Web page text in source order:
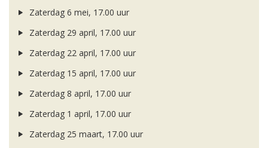
Zaterdag 6 mei, 17.00 uur
Zaterdag 29 april, 17.00 uur
Zaterdag 22 april, 17.00 uur
Zaterdag 15 april, 17.00 uur
Zaterdag 8 april, 17.00 uur
Zaterdag 1 april, 17.00 uur
Zaterdag 25 maart, 17.00 uur